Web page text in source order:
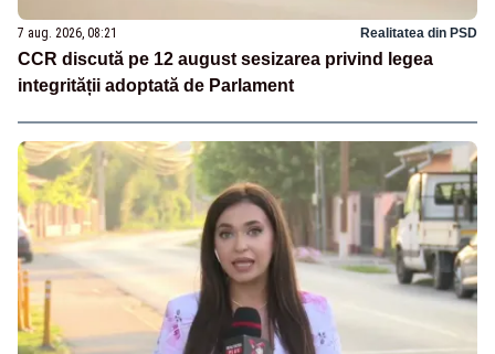
7 aug. 2026, 08:21 Realitatea din PSD
CCR discută pe 12 august sesizarea privind legea
integrității adoptată de Parlament